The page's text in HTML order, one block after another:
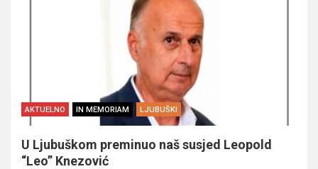
AKTUELNO IN MEMORIAM LJUBUŠKI
U Ljubuškom preminuo naš susjed Leopold
“Leo” Knezović